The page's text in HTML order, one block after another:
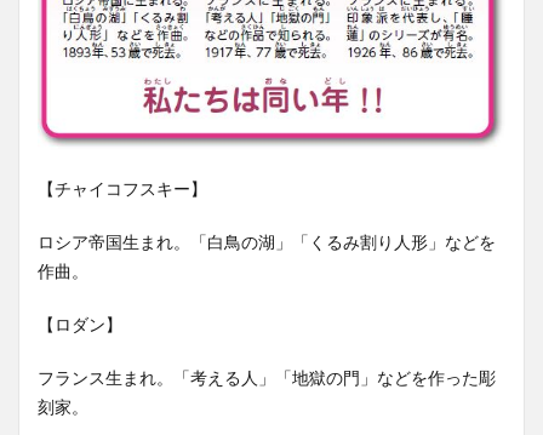
【チャイコフスキー】
ロシア帝国生まれ。「白鳥の湖」「くるみ割り人形」などを
作曲。
【ロダン】
フランス生まれ。「考える人」「地獄の門」などを作った彫
刻家。